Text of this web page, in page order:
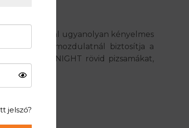
alkalommal ugyanolyan kényelmes
minden mozdulatnál biztosítja a
NIGHT rövid pizsamákat,
jelszó?